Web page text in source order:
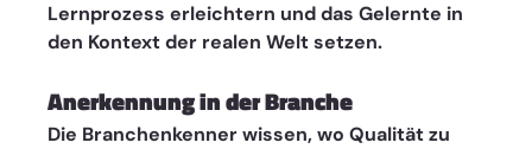
Lernprozess erleichtern und das Gelernte in
den Kontext der realen Welt setzen.
Anerkennung in der Branche
Die Branchenkenner wissen, wo Qualität zu